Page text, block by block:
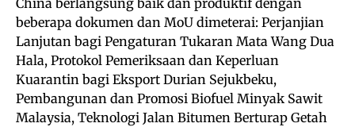
beberapa dokumen dan MoU dimeterai: Perjanjian
Lanjutan bagi Pengaturan Tukaran Mata Wang Dua
Hala, Protokol Pemeriksaan dan Keperluan
Kuarantin bagi Eksport Durian Sejukbeku,
Pembangunan dan Promosi Biofuel Minyak Sawit
Malaysia, Teknologi Jalan Bitumen Berturap Getah